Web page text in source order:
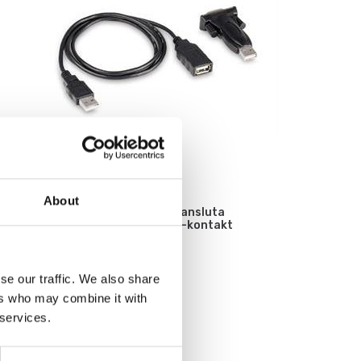
About
our traffic. We also share
who may combine it with
Mätinstrument
RS-232/USB-adapter för att ansluta
kraftmätinstrument med USB-kontakt
1 364 kr